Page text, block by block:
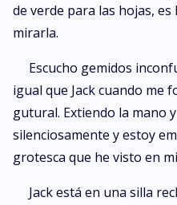
de verde para las hojas,
mirarla.
Escucho gemidos
igual que Jack cuando me
gutural. Extiendo la mano
silenciosamente y estoy
grotesca que he visto en
Jack está en una silla